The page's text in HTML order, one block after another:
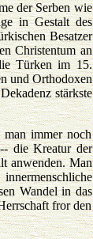
der Serben wie
in Gestalt des
Besatzer
Christentum an
Türken im 15.
und Orthodoxen
stärkste
man immer noch
die Kreatur der
anwenden. Man
Wandel in das
fror den